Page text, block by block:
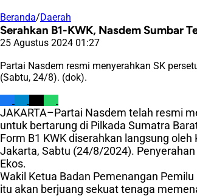
Beranda/Daerah
Serahkan B1-KWK, Nasdem Sumbar
25 Agustus 2024 01:27
Partai Nasdem resmi menyerahkan SK
(Sabtu, 24/8). (dok).
JAKARTA–Partai Nasdem telah resmi
untuk bertarung di Pilkada Sumatra
Form B1 KWK diserahkan langsung
Jakarta, Sabtu (24/8/2024).
Ekos.
Wakil Ketua Badan Pemenangan
itu akan berjuang sekuat tenaga